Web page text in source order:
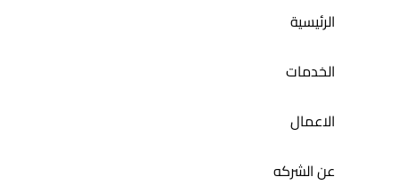
الرئيسية
الخدمات
الاعمال
عن الشركه